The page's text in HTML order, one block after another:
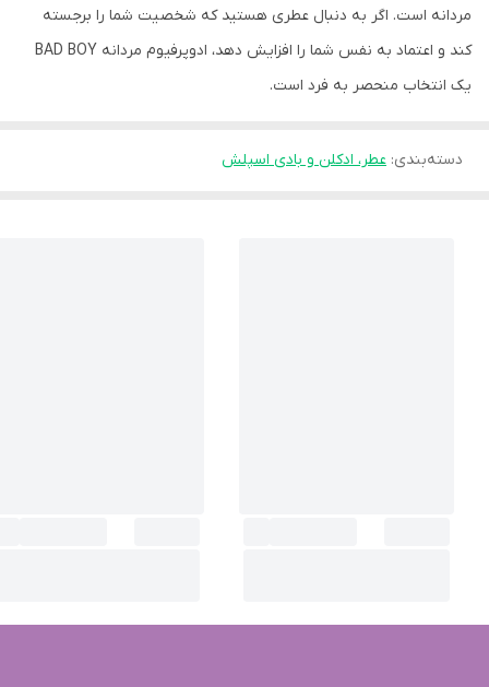
مردانه است. اگر به دنبال عطری هستید که شخصیت شما را برجسته
کند و اعتماد به نفس شما را افزایش دهد، ادوپرفیوم مردانه BAD BOY
یک انتخاب منحصر به فرد است.
دسته‌بندی: عطر، ادکلن و بادی اسپلش